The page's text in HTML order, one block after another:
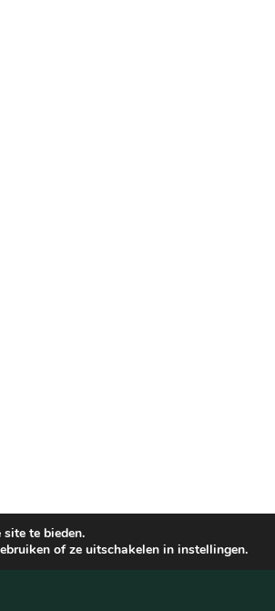
te bieden.
of ze uitschakelen in instellingen.